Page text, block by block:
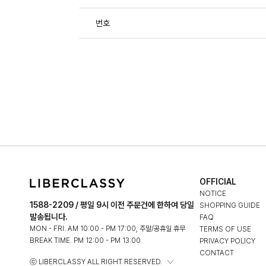
번호
1588-2209 / 평일 9시 이전 주문건에 한하여 당일
발송됩니다.
MON - FRI. AM 10:00 - PM 17:00, 주말/공휴일 휴무
BREAK TIME. PM 12:00 - PM 13:00
ⓒ LIBERCLASSY ALL RIGHT RESERVED.
OFFICIAL
NOTICE
SHOPPING GUIDE
FAQ
TERMS OF USE
PRIVACY POLICY
CONTACT